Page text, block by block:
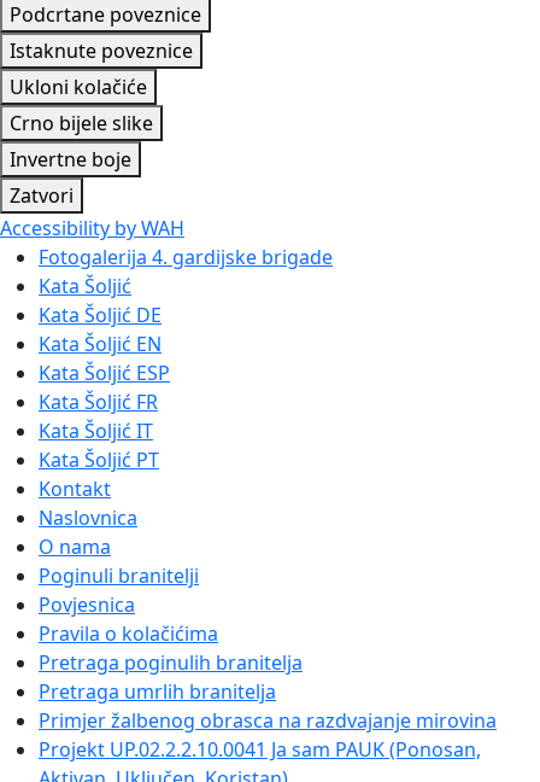
Podcrtane poveznice
Istaknute poveznice
Ukloni kolačiće
Crno bijele slike
Invertne boje
Zatvori
Accessibility by WAH
Fotogalerija 4. gardijske brigade
Kata Šoljić
Kata Šoljić DE
Kata Šoljić EN
Kata Šoljić ESP
Kata Šoljić FR
Kata Šoljić IT
Kata Šoljić PT
Kontakt
Naslovnica
O nama
Poginuli branitelji
Povjesnica
Pravila o kolačićima
Pretraga poginulih branitelja
Pretraga umrlih branitelja
Primjer žalbenog obrasca na razdvajanje mirovina
Projekt UP.02.2.2.10.0041 Ja sam PAUK (Ponosan,